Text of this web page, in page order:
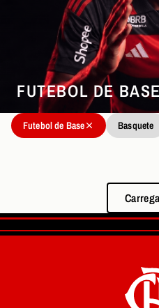
FUTEBOL DE BASE
Futebol de Base Basquete